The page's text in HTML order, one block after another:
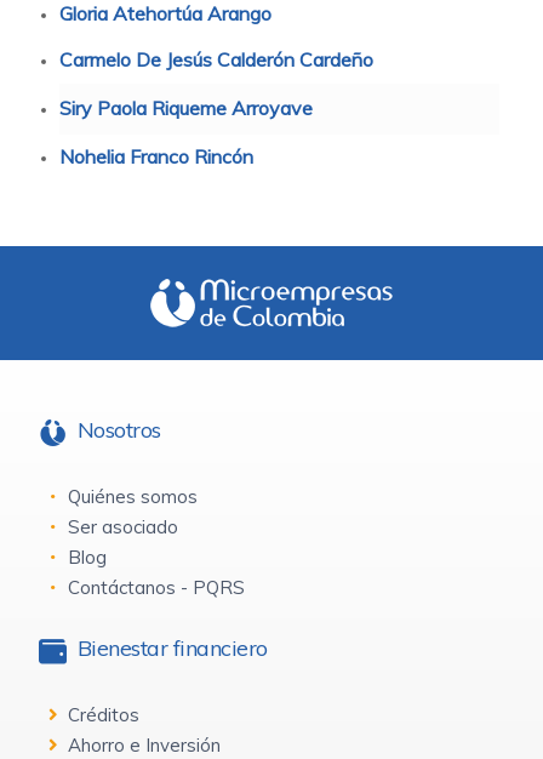
Gloria Atehortúa Arango
Carmelo De Jesús Calderón Cardeño
Siry Paola Riqueme Arroyave
Nohelia Franco Rincón
Nosotros
Quiénes somos
Ser asociado
Blog
Contáctanos - PQRS
Bienestar financiero
Créditos
Ahorro e Inversión